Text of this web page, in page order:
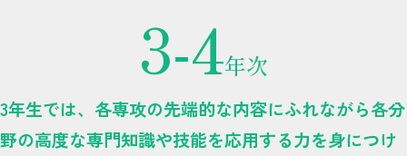
3-4年次
3年生では、各専攻の先端的な内容にふれながら各分
野の高度な専門知識や技能を応用する力を身につけ